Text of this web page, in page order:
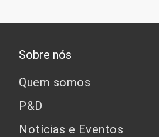
Sobre nós
Quem somos
P&D
Notícias e Eventos